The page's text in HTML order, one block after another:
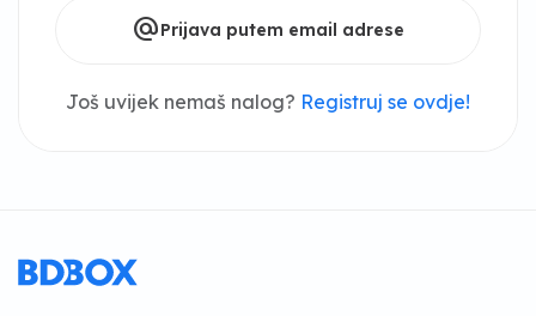
alternate_emailPrijava putem email adrese
Još uvijek nemaš nalog? Registruj se ovdje!